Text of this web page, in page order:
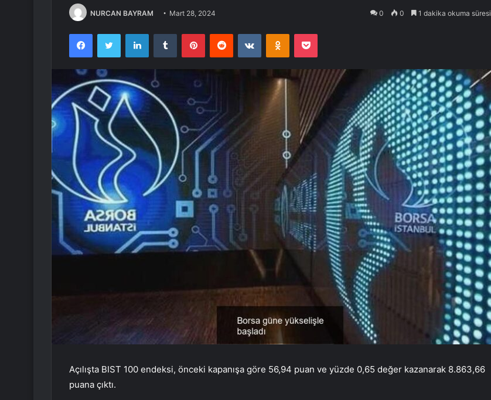
NURCAN BAYRAM Mart 28, 2024 0 0 1 dakika okuma süresi
FacebookTwitter LinkedInTumblr PinterestReddit VKontakteOdnoklassniki
Pocket
Açılışta BIST 100 endeksi, önceki kapanışa göre 56,94 puan ve yüzde 0,65 değer kazanarak 8.863,66
puana çıktı.